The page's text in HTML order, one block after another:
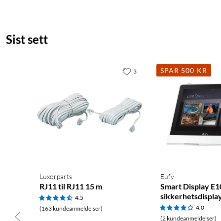
Sist sett
Luxorparts
RJ11 til RJ11 15 m
4.5
(163 kundeanmeldelser)
3 SPAR 500 KR
Eufy
Smart Display
4.0
(2 kundeanmeldelser)